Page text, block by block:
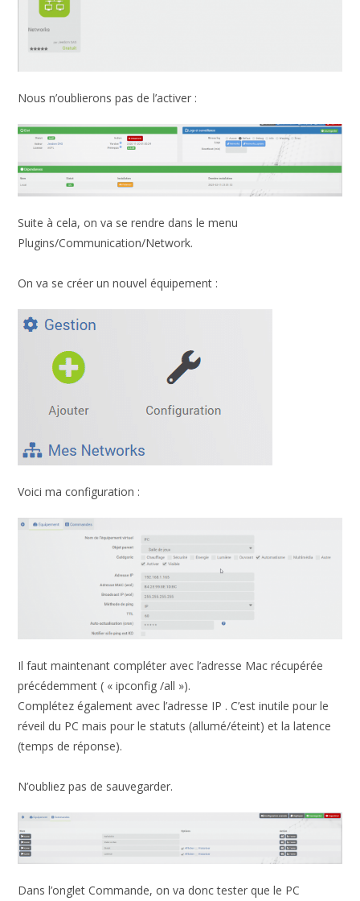
Nous n’oublierons pas de l’activer :
Suite à cela, on va se rendre dans le menu
Plugins/Communication/Network.
On va se créer un nouvel équipement :
Voici ma configuration :
Il faut maintenant compléter avec l’adresse Mac récupérée
précédemment ( « ipconfig /all »).
Complétez également avec l’adresse IP . C’est inutile pour le
réveil du PC mais pour le statuts (allumé/éteint) et la latence
(temps de réponse).
N’oubliez pas de sauvegarder.
Dans l’onglet Commande, on va donc tester que le PC